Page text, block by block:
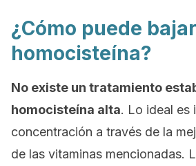
¿Cómo puede
homocisteína?
No existe un tratamiento
homocisteína alta. Lo ideal es
concentración a través de la
de las vitaminas mencionadas.